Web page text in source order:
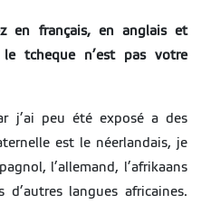
en français, en anglais et
tcheque n’est pas votre
j’ai peu été exposé a des
est le néerlandais, je
l’allemand, l’afrikaans
langues africaines.